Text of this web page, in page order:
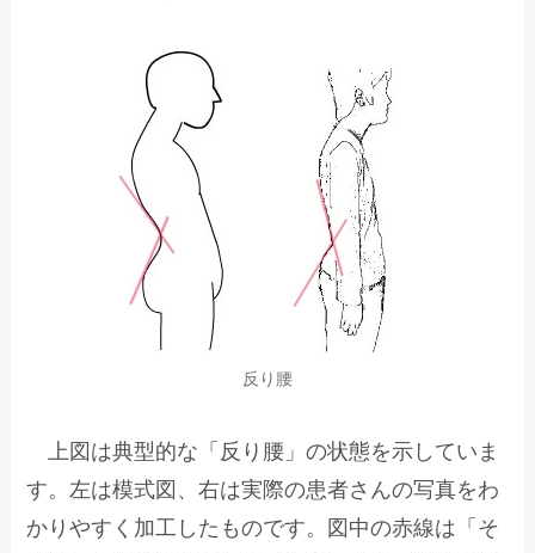
反り腰
上図は典型的な「反り腰」の状態を示していま
す。左は模式図、右は実際の患者さんの写真をわ
かりやすく加工したものです。図中の赤線は「そ